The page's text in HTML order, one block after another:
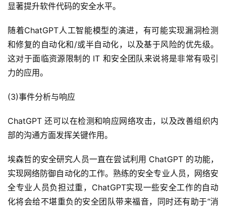
显著提升软件代码的安全水平。
随着ChatGPT人工智能模型的演进，有可能实现漏洞检测
和修复的自动化和/或半自动化，以及基于风险的优先级。
这对于面临资源限制的 IT 和安全团队来说将是非常有吸引
力的应用。
(3)事件分析与响应
ChatGPT 还可以在检测和响应网络攻击，以及改善组织内
部的沟通方面发挥关键作用。
埃森哲的安全研究人员一直在尝试利用 ChatGPT 的功能，
实现网络防御自动化的工作。熟练的安全专业人员，网络安
全专业人员负担过重，ChatGPT实现一些安全工作的自动
化将会给不堪重负的安全团队带来福音，同时还有助于“消